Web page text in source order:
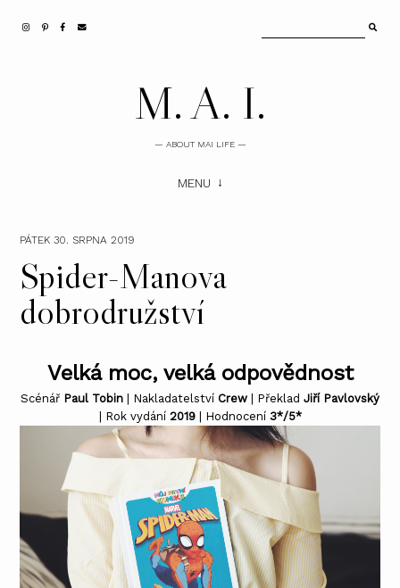
M. A. I.
— ABOUT MAI LIFE —
MENU
PÁTEK 30. SRPNA 2019
Spider-Manova
dobrodružství
Velká moc, velká odpovědnost
Scénář Paul Tobin | Nakladatelství Crew | Překlad Jiří Pavlovský
| Rok vydání2019| Hodnocení 3*/5*